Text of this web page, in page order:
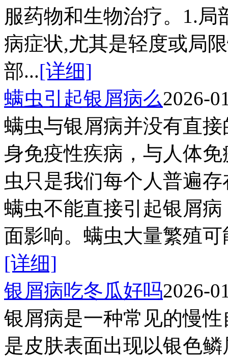
服药物和生物治疗。1.
病症状,尤其是轻度或局
部...[详细]
螨虫引起银屑病么2026-
螨虫与银屑病并没有直
身免疫性疾病，与人体
虫只是我们每个人普遍
螨虫不能直接引起银屑
面影响。螨虫大量繁殖
[详细]
银屑病吃冬瓜好吗2026-
银屑病是一种常见的慢
是皮肤表面出现以银色